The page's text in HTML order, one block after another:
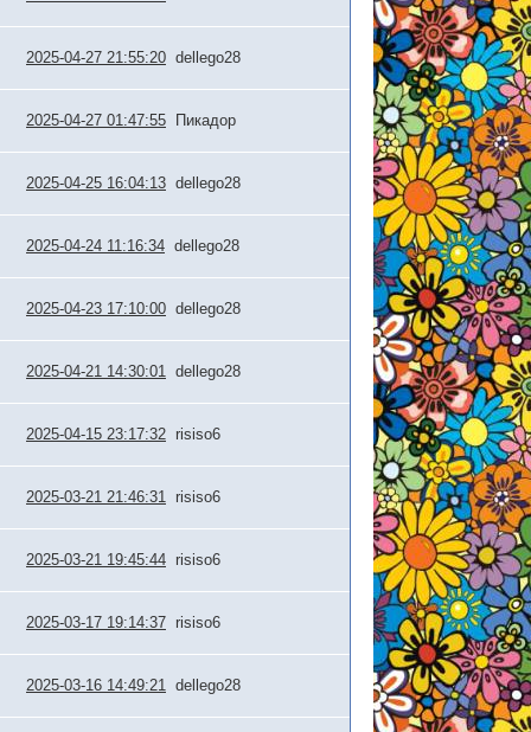
2025-04-27 21:55:20 dellego28
2025-04-27 01:47:55 Пикадор
2025-04-25 16:04:13 dellego28
2025-04-24 11:16:34 dellego28
2025-04-23 17:10:00 dellego28
2025-04-21 14:30:01 dellego28
2025-04-15 23:17:32 risiso6
2025-03-21 21:46:31 risiso6
2025-03-21 19:45:44 risiso6
2025-03-17 19:14:37 risiso6
2025-03-16 14:49:21 dellego28